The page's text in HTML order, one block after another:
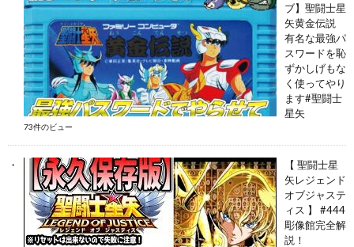
ブ】聖闘士星
矢黄金伝説
有名な最強パ
スワードを恥
ずかしげもな
く使ってやり
ます#聖闘士
星矢
73件のビュー
【 聖闘士星
矢レジェンド
オブジャステ
ィス 】 #444
彫像館完全解
説！